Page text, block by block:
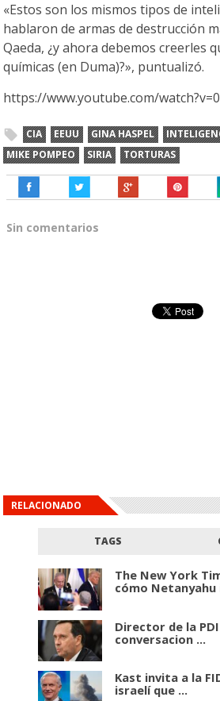
«Estos son los mismos tipos de
hablaron de armas de destrucción
Qaeda, ¿y ahora debemos creerles
químicas (en Duma)?», puntualizó.
https://www.youtube.com/
CIA EEUU GINA HASPEL
MIKE POMPEO
SIRIA TORTURAS
Sin comentarios
RELACIONADO
TAGS
The New York
cómo Netanyahu
Director de la
conversacion ...
Kast invita a la
israelí que ...